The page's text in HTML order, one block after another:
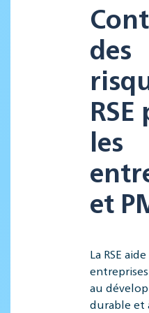
des
les
et
La RSE
au
durable et